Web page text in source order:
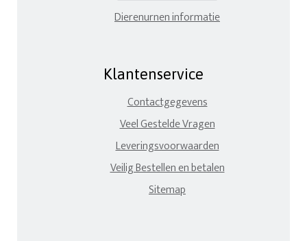
Dierenurnen informatie
Klantenservice
Contactgegevens
Veel Gestelde Vragen
Leveringsvoorwaarden
Veilig Bestellen en betalen
Sitemap